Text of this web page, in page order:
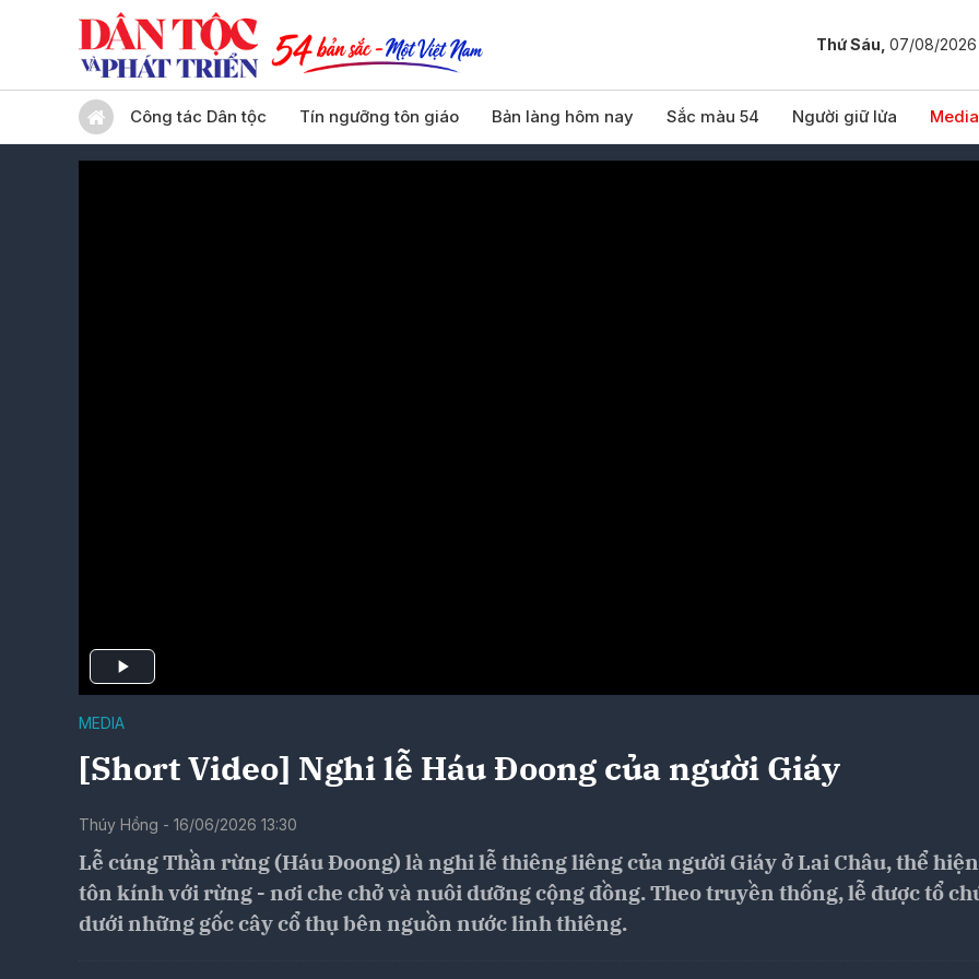
Thứ Sáu, 07/08/2026
Công tác Dân tộc Tín ngưỡng tôn giáo Bản làng hôm nay Sắc màu 54 Người giữ lửa Media
MEDIA
[Short Video] Nghi lễ Háu Đoong của người Giáy
Thúy Hồng - 16/06/2026 13:30
Lễ cúng Thần rừng (Háu Đoong) là nghi lễ thiêng liêng của người Giáy ở Lai Châu, thể
tôn kính với rừng - nơi che chở và nuôi dưỡng cộng đồng. Theo truyền thống, lễ được tổ
dưới những gốc cây cổ thụ bên nguồn nước linh thiêng.